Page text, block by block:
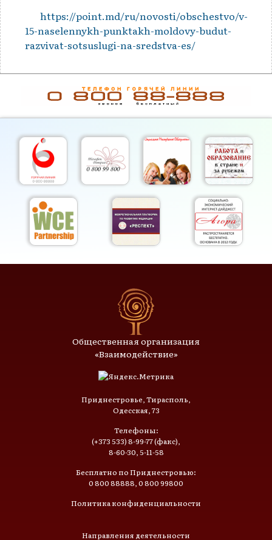
https://point.md/ru/novosti/obschestvo/v-
15-naselennykh-punktakh-moldovy-budut-
razvivat-sotsuslugi-na-sredstva-es/
Общественная организация
«Взаимодействие»
Приднестровье, Тирасполь,
Одесская, 73
Телефоны:
(+373 533) 8-99-77 (факс),
8-60-30, 5-11-58
Бесплатно по Приднестровью:
0 800 88888, 0 800 99800
Политика конфиденциальности
Направления деятельности